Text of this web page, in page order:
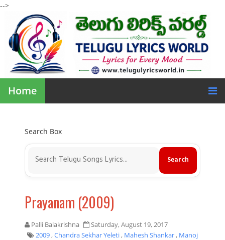
-->
Home
Search Box
Prayanam (2009)
Palli Balakrishna
Saturday, August 19, 2017
2009,Chandra Sekhar Yeleti, Mahesh Shankar, Manoj